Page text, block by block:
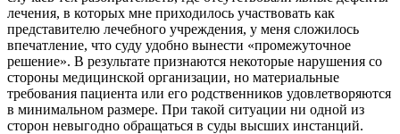
лечения, в которых мне приходилось участвовать как
представителю лечебного учреждения, у меня сложилось
впечатление, что суду удобно вынести «промежуточное
решение». В результате признаются некоторые нарушения со
стороны медицинской организации, но материальные
требования пациента или его родственников удовлетворяются
в минимальном размере. При такой ситуации ни одной из
сторон невыгодно обращаться в суды высших инстанций.